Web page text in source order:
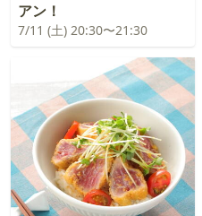
アン！
7/11 (土) 20:30〜21:30